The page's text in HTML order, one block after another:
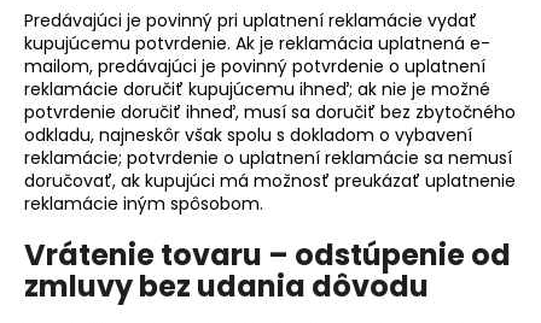
Predávajúci je povinný pri uplatnení reklamácie vydať
kupujúcemu potvrdenie. Ak je reklamácia uplatnená e-
mailom, predávajúci je povinný potvrdenie o uplatnení
reklamácie doručiť kupujúcemu ihneď; ak nie je možné
potvrdenie doručiť ihneď, musí sa doručiť bez zbytočného
odkladu, najneskôr však spolu s dokladom o vybavení
reklamácie; potvrdenie o uplatnení reklamácie sa nemusí
doručovať, ak kupujúci má možnosť preukázať uplatnenie
reklamácie iným spôsobom.
Vrátenie tovaru – odstúpenie od
zmluvy bez udania dôvodu